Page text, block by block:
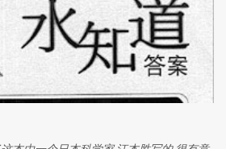
量的雾水。 实验后，我大胆地打开培养
培养皿里的白饭排放出一种好像就在发
里的白饭排出一种好像臭鸡蛋的味道。实
，而看坏话的白饭发霉了。 实验证明了
过白饭看到不同字的波动频率。好话会
发出坏的波动频率。当某样事物接受了
对此频率表示反应。在实验里，当白饭
然发 酵，而不是发臭。反而当白饭接受
客户们直接发表他们对服务及产品的看
客户群对该产品及服务的信心。所以网
是会犯错的，所以不时得到差评也很正
自己该进步的方位，并与投诉的客人交
等于没信用吗？ 错一次不等于永远的
。如果差评是发生在3个月前的事，而在
客户投诉同样的问题，那就证明这家商人